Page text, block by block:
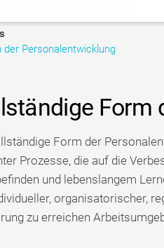
der Personalentwicklung
Form
Form der
Prozesse, die auf die
und lebenslangem
organisatorischer,
zu erreichen